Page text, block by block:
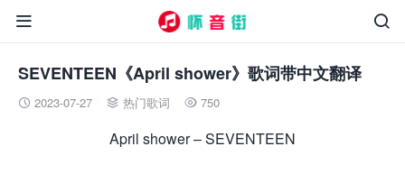


SEVENTEEN《April shower》歌词带中文翻译
 2023-07-27  热门歌词  750
April shower – SEVENTEEN